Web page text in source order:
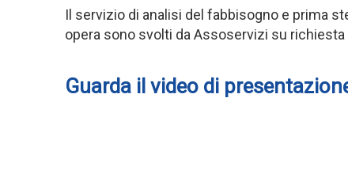
Il servizio di analisi del fabbisogno e prima
opera sono svolti da Assoservizi su richiesta
Guarda il video di